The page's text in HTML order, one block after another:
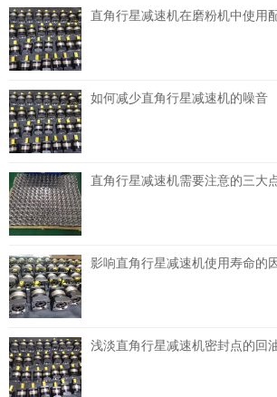
直角行星减速机在磨粉机中使用
如何减少直角行星减速机的噪音
直角行星减速机需要注意的三大
影响直角行星减速机使用寿命的
浅淡直角行星减速机密封点的回